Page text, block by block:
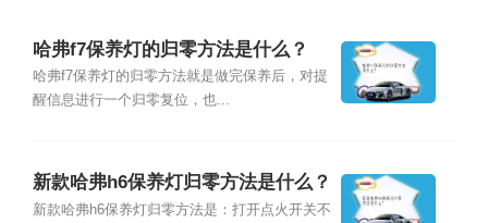
哈弗f7保养灯的归零方法是什么？
哈弗f7保养灯的归零方法就是做完保养后，对提
醒信息进行一个归零复位，也...
新款哈弗h6保养灯归零方法是什么？
新款哈弗h6保养灯归零方法是：打开点火开关不